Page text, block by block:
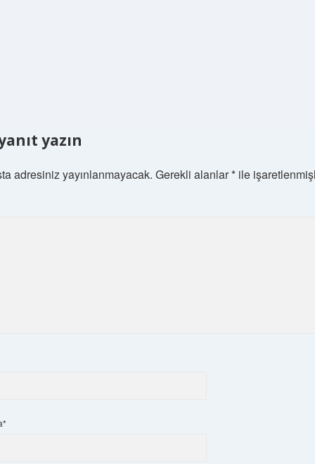
yazın
adresiniz yayınlanmayacak. Gerekli alanlar* ile